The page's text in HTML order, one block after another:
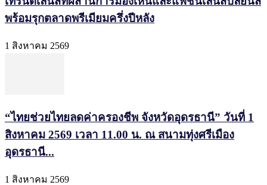
พร้อมรุกตลาดพรีเมียมครึ่งปีหลัง
1 สิงหาคม 2569
“ไทยช่วยไทยลดค่าครองชีพ จังหวัดอุดรธานี” วันที่ 1
สิงหาคม 2569 เวลา 11.00 น. ณ สนามทุ่งศรีเมือง
อุดรธานี...
1 สิงหาคม 2569